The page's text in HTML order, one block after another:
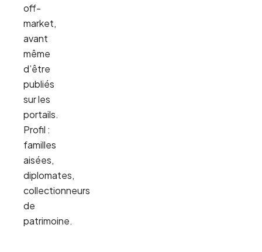
off-
market,
avant
même
d’être
publiés
sur les
portails.
Profil :
familles
aisées,
diplomates,
collectionneurs
de
patrimoine.